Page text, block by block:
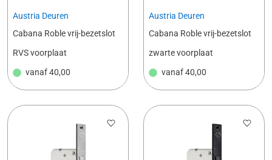
Austria Deuren
Cabana Roble vrij-bezetslot
RVS voorplaat
vanaf40,00
Austria Deuren
Cabana Roble vrij-bezetslot
zwarte voorplaat
vanaf40,00